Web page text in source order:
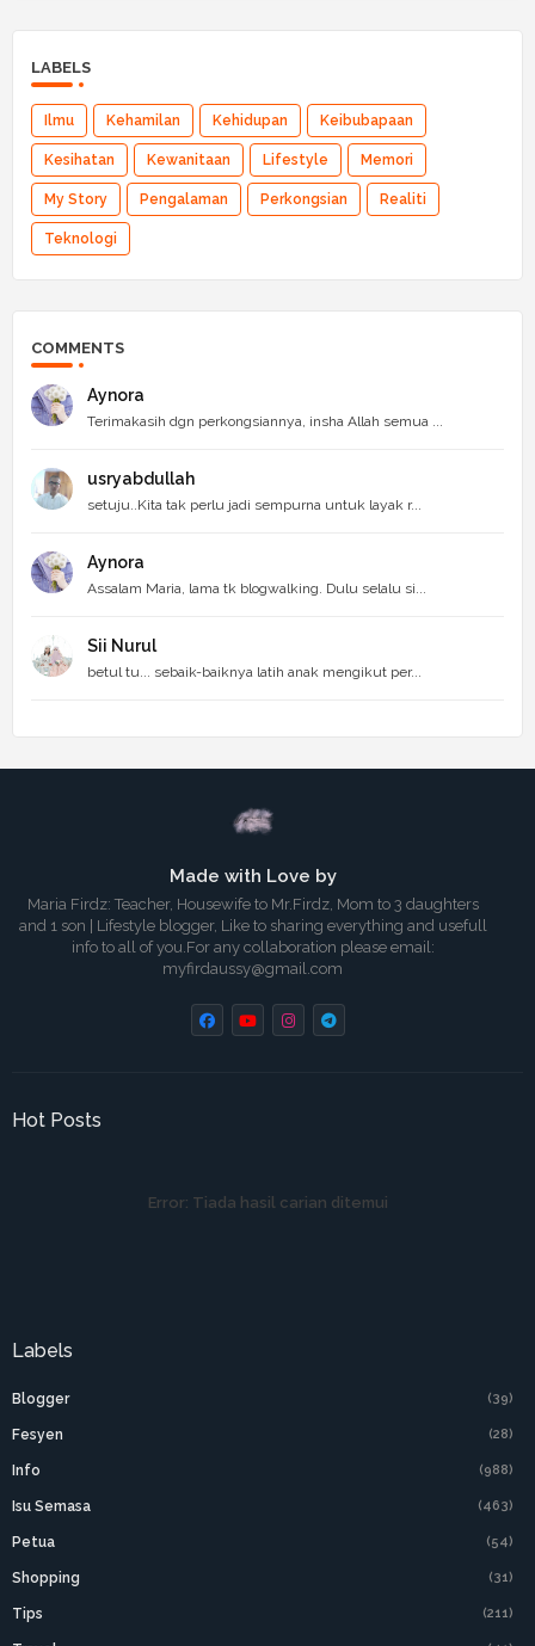
LABELS
Ilmu Kehamilan Kehidupan Keibubapaan
Kesihatan Kewanitaan Lifestyle Memori
My Story Pengalaman Perkongsian Realiti
Teknologi
COMMENTS
Aynora
Terimakasih dgn perkongsiannya, insha Allah semua ...
usryabdullah
setuju..Kita tak perlu jadi sempurna untuk layak r...
Aynora
Assalam Maria, lama tk blogwalking. Dulu selalu si...
Sii Nurul
betul tu... sebaik-baiknya latih anak mengikut per...
Made with Love by
Maria Firdz: Teacher, Housewife to Mr.Firdz, Mom to 3 daughters
and 1 son | Lifestyle blogger, Like to sharing everything and usefull
info to all of you.For any collaboration please email:
myfirdaussy@gmail.com
Hot Posts
Error: Tiada hasil carian ditemui
Labels
Blogger (39)
Fesyen (28)
Info (988)
Isu Semasa (463)
Petua (54)
Shopping (31)
Tips (211)